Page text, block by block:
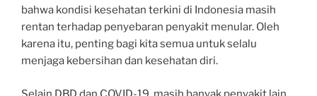
bahwa kondisi kesehatan terkini di Indonesia masih
rentan terhadap penyebaran penyakit menular. Oleh
karena itu, penting bagi kita semua untuk selalu
menjaga kebersihan dan kesehatan diri.